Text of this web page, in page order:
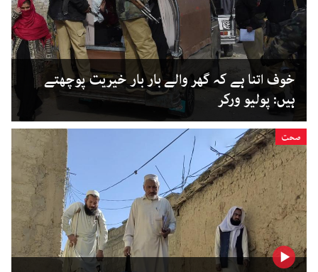
خوف اتنا ہے کہ گھر والے بار بار خیریت پوچھتے
ہیں: پولیو ورکر
صحت